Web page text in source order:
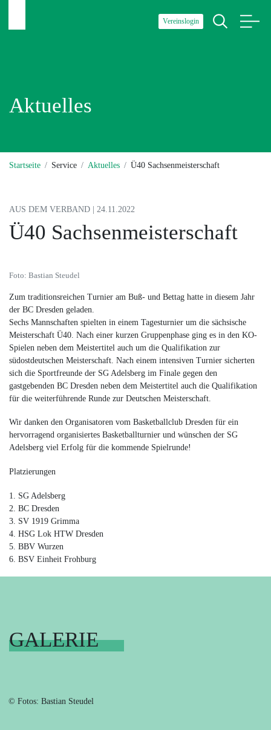
Vereinslogin
Aktuelles
Startseite Service Aktuelles Ü40 Sachsenmeisterschaft
AUS DEM VERBAND | 24.11.2022
Ü40 Sachsenmeisterschaft
Foto: Bastian Steudel
Zum traditionsreichen Turnier am Buß- und Bettag hatte in diesem Jahr
der BC Dresden geladen.
Sechs Mannschaften spielten in einem Tagesturnier um die sächsische
Meisterschaft Ü40. Nach einer kurzen Gruppenphase ging es in den KO-
Spielen neben dem Meistertitel auch um die Qualifikation zur
südostdeutschen Meisterschaft. Nach einem intensiven Turnier sicherten
sich die Sportfreunde der SG Adelsberg im Finale gegen den
gastgebenden BC Dresden neben dem Meistertitel auch die Qualifikation
für die weiterführende Runde zur Deutschen Meisterschaft.
Wir danken den Organisatoren vom Basketballclub Dresden für ein
hervorragend organisiertes Basketballturnier und wünschen der SG
Adelsberg viel Erfolg für die kommende Spielrunde!
Platzierungen
1. SG Adelsberg
2. BC Dresden
3. SV 1919 Grimma
4. HSG Lok HTW Dresden
5. BBV Wurzen
6. BSV Einheit Frohburg
GALERIE
© Fotos: Bastian Steudel